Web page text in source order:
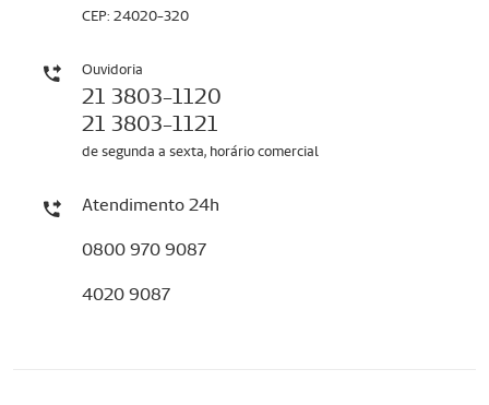
CEP: 24020-320
Ouvidoria
21 3803-1120
21 3803-1121
de segunda a sexta, horário comercial
Atendimento 24h
0800 970 9087
4020 9087